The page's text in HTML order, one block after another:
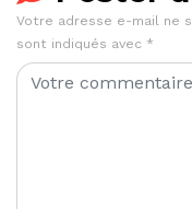
Votre adresse e-mail ne
sont indiqués avec *